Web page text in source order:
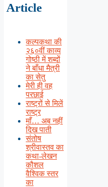
Article
कल्पकथा की
२६०वीं काव्य
गोष्ठी में शब्दों
ने बाँधा मैत्री
का सेतु
मेरी ही वह
परछाई
राष्ट्रों से मिलें
राष्ट्र
माँ… अब नहीं
दिख पाती
संतोष
श्रीवास्तव का
कथा-लेखन
कौशल
वैश्विक स्तर
का